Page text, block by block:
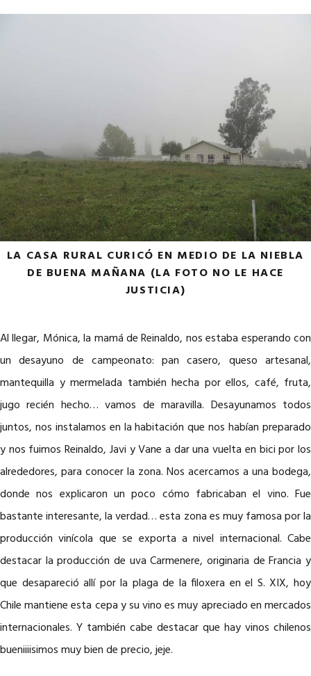
LA CASA RURAL CURICÓ EN MEDIO DE LA NIEBLA
DE BUENA MAÑANA (LA FOTO NO LE HACE
JUSTICIA)
Al llegar, Mónica, la mamá de Reinaldo, nos estaba esperando con
un desayuno de campeonato: pan casero, queso artesanal,
mantequilla y mermelada también hecha por ellos, café, fruta,
jugo recién hecho… vamos de maravilla. Desayunamos todos
juntos, nos instalamos en la habitación que nos habían preparado
y nos fuimos Reinaldo, Javi y Vane a dar una vuelta en bici por los
alrededores, para conocer la zona. Nos acercamos a una bodega,
donde nos explicaron un poco cómo fabricaban el vino. Fue
bastante interesante, la verdad… esta zona es muy famosa por la
producción vinícola que se exporta a nivel internacional. Cabe
destacar la producción de uva Carmenere, originaria de Francia y
que desapareció allí por la plaga de la filoxera en el S. XIX, hoy
Chile mantiene esta cepa y su vino es muy apreciado en mercados
internacionales. Y también cabe destacar que hay vinos chilenos
bueniiiisimos muy bien de precio, jeje.